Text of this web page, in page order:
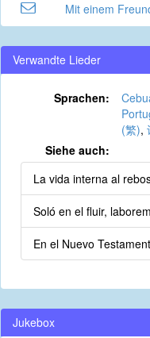
Mit einem
Verwandte Lieder
Sprachen:
(繁),
Siehe auch:
La vida interna al
Soló en el fluir,
En el Nuevo
Jukebox